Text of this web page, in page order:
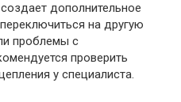
дополнительное
на другую
проблемы с
проверить
у специалиста.